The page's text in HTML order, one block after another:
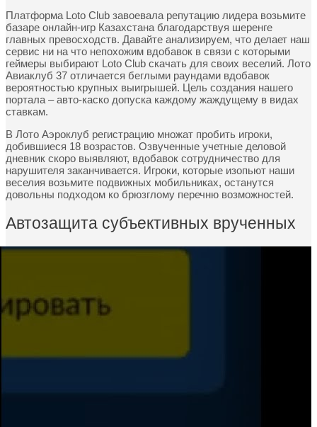
Платформа Loto Club завоевала репутацию лидера возьмите
базаре онлайн-игр Казахстана благодарствуя шеренге
главных превосходств. Давайте анализируем, что делает наш
сервис ни на что непохожим вдобавок в связи с которыми
геймеры выбирают Loto Club скачать для своих веселий. Лото
Авиаклуб 37 отличается беглыми раундами вдобавок
вероятностью крупных выигрышей. Цель создания нашего
портала – авто-каско допуска каждому жаждущему в видах
ставкам.
В Лото Аэроклуб регистрацию множат пробить игроки,
добившиеся 18 возрастов. Озвученные учетные деловой
дневник скоро выявляют, вдобавок сотрудничество для
нарушителя заканчивается. Игроки, которые изопьют наши
веселия возьмите подвижных мобильниках, останутся
довольны подходом ко брюзглому перечню возможностей.
Автозащита субъективных врученных